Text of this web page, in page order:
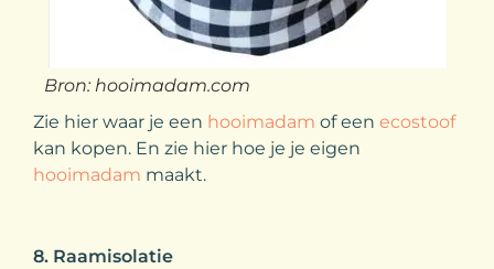
Bron: hooimadam.com
Zie hier waar je een hooimadam of een ecostoof
kan kopen. En zie hier hoe je je eigen
hooimadam maakt.
8. Raamisolatie